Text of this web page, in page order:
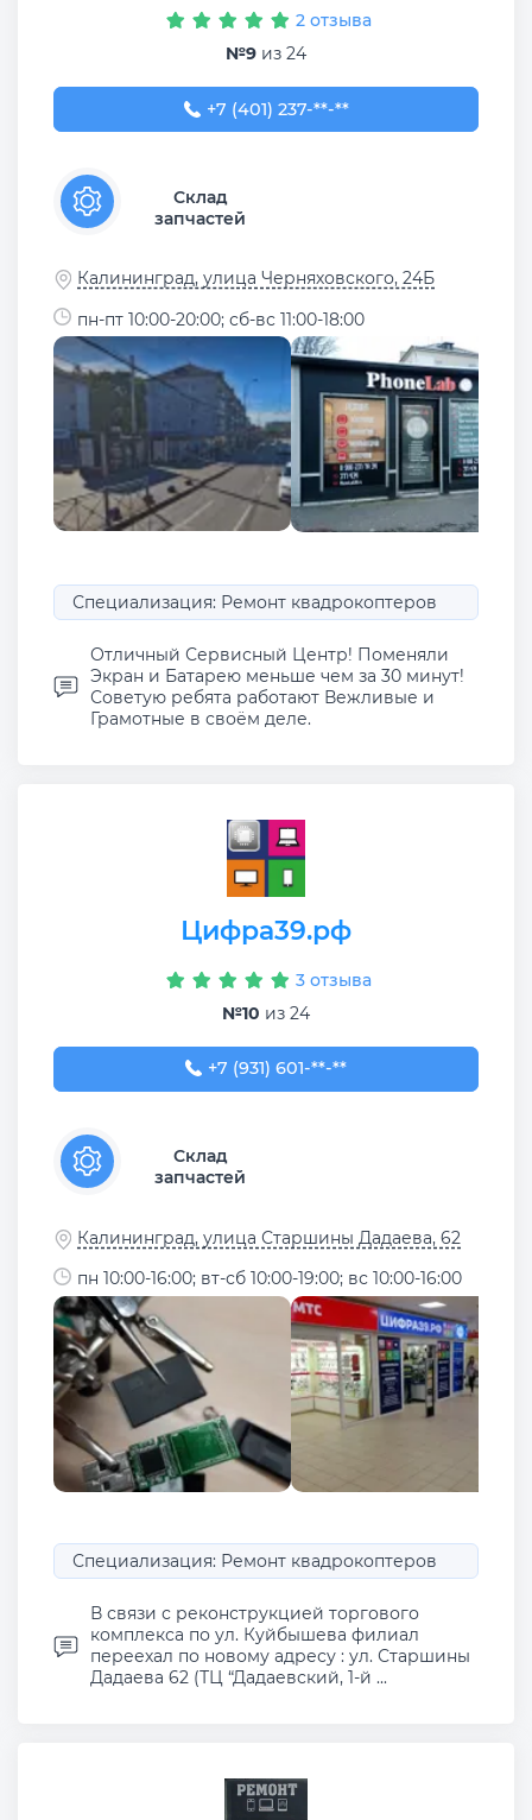
2 отзыва
№9 из 24
+7 (401) 237-74-34
+7 (401) 237-**-**
Склад
запчастей
Калининград, улица Черняховского, 24Б
пн-пт 10:00-20:00; сб-вс 11:00-18:00
Специализация: Ремонт квадрокоптеров
Отличный Сервисный Центр! Поменяли
Экран и Батарею меньше чем за 30 минут!
Советую ребята работают Вежливые и
Грамотные в своём деле.
Цифра39.рф
3 отзыва
№10 из 24
+7 (931) 601-33-33
+7 (931) 601-**-**
Склад
запчастей
Калининград, улица Старшины Дадаева, 62
пн 10:00-16:00; вт-сб 10:00-19:00; вс 10:00-16:00
Специализация: Ремонт квадрокоптеров
В связи с реконструкцией торгового
комплекса по ул. Куйбышева филиал
переехал по новому адресу : ул. Старшины
Дадаева 62 (ТЦ “Дадаевский, 1-й ...